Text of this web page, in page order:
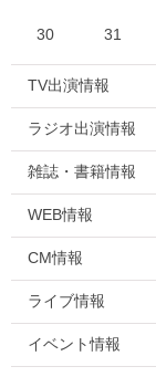
30 31
TV出演情報
ラジオ出演情報
雑誌・書籍情報
WEB情報
CM情報
ライブ情報
イベント情報